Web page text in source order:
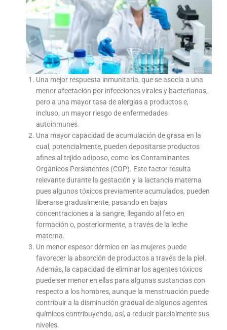
Una mejor respuesta inmunitaria, que se asocia a una
menor afectación por infecciones virales y bacterianas,
pero a una mayor tasa de alergias a productos e,
incluso, un mayor riesgo de enfermedades
autoinmunes.
Una mayor capacidad de acumulación de grasa en la
cual, potencialmente, pueden depositarse productos
afines al tejido adiposo, como los Contaminantes
Orgánicos Persistentes (COP). Este factor resulta
relevante durante la gestación y la lactancia materna
pues algunos tóxicos previamente acumulados, pueden
liberarse gradualmente, pasando en bajas
concentraciones a la sangre, llegando al feto en
formación o, posteriormente, a través de la leche
materna.
Un menor espesor dérmico en las mujeres puede
favorecer la absorción de productos a través de la piel.
Además, la capacidad de eliminar los agentes tóxicos
puede ser menor en ellas para algunas sustancias con
respecto a los hombres, aunque la menstruación puede
contribuir a la disminución gradual de algunos agentes
químicos contribuyendo, así, a reducir parcialmente sus
niveles.